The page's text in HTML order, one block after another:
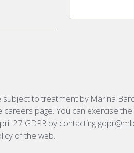
subject to treatment by Marina
page. You can exercise
27 GDPR by contacting
of the web.